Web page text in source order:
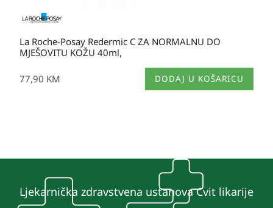
La Roche-Posay Redermic C ZA NORMALNU DO
MJEŠOVITU KOŽU 40ml,
77,90 KM DODAJ U KOŠARICU
Ljekarnička zdravstvena ustanova Cvit likarije